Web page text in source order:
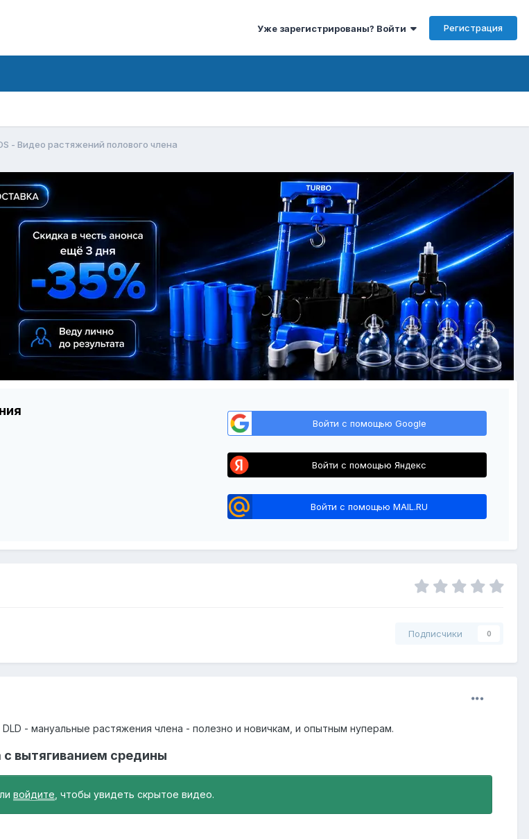
Уже зарегистрированы? Войти Регистрация
- Видео растяжений полового члена
Войти с помощью Google
Войти с помощью Яндекс
Войти с помощью MAIL.RU
Подписчики 0
- мануальные растяжения члена - полезно и новичкам, и опытным нуперам.
вытягиванием средины
войдите , чтобы увидеть скрытое видео.